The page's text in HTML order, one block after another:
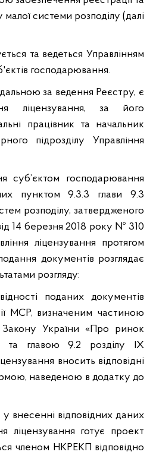
системи розподілу (далі
та ведеться Управлінням
господарювання.
за ведення Реєстру, є
ліцензування, за його
працівник та начальник
підрозділу Управління
суб’єктом господарювання
пунктом 9.3.3 глави 9.3
розподілу, затвердженого
14 березня 2018 року № 310
ліцензування протягом
документів розглядає
розгляду:
поданих документів
МСР, визначеним частиною
Закону України «Про ринок
та главою 9.2 розділу IX
вносить відповідні
наведеною в додатку до
у внесенні відповідних даних
ліцензування готує проект
членом НКРЕКП відповідно